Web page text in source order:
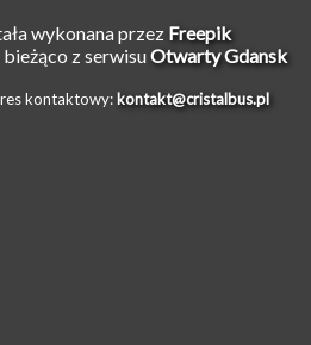
wykonana przez Freepik
z serwisuOtwarty Gdansk
kontaktowy: kontakt@cristalbus.pl